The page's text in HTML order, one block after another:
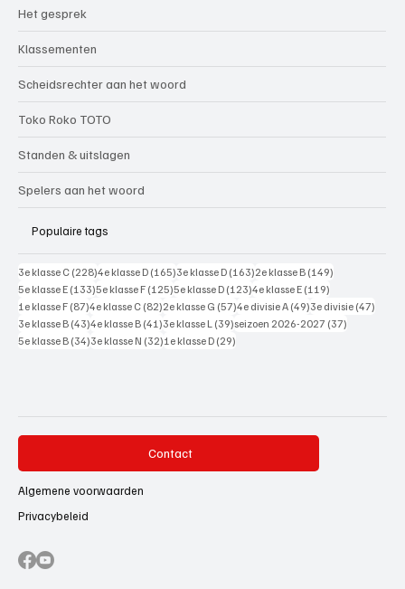
Het gesprek
Klassementen
Scheidsrechter aan het woord
Toko Roko TOTO
Standen & uitslagen
Spelers aan het woord
Populaire tags
3e klasse C (228)228 posts
4e klasse D (165)165 posts
3e klasse D (163)163 posts
2e klasse B (149)
5e klasse E (133)133 posts
5e klasse F (125)125 posts
5e klasse D (123)123 posts
4e klasse E (119)
1e klasse F (87)87 posts
4e klasse C (82)82 posts
2e klasse G (57)57 posts
4e divisie A (49)49 posts
3e divisie (47)
3e klasse B (43)43 posts
4e klasse B (41)41 posts
3e klasse L (39)39 posts
seizoen 2026-2027 (37)
5e klasse B (34)34 posts
3e klasse N (32)32 posts
1e klasse D (29)
Contact
Algemene voorwaarden
Privacybeleid